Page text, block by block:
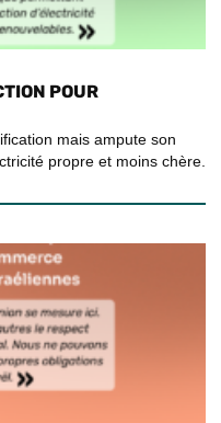
POUR
mais ampute son
propre et moins chère.